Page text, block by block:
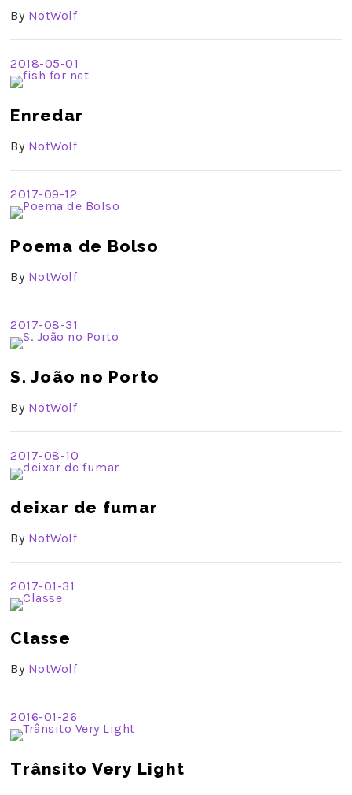
By NotWolf
2018-05-01
Enredar
By NotWolf
2017-09-12
Poema de Bolso
By NotWolf
2017-08-31
S. João no Porto
By NotWolf
2017-08-10
deixar de fumar
By NotWolf
2017-01-31
Classe
By NotWolf
2016-01-26
Trânsito Very Light